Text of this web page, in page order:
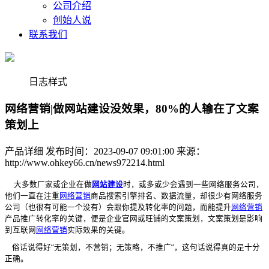
公司介绍
创始人说
联系我们
日志样式
网络营销|做网站建设没效果，80%的人输在了文案
策划上
产品详细 发布时间：2023-09-07 09:01:00 来源：
http://www.ohkey66.cn/news972214.html
大多数厂家或企业在做网站建设时，或多或少会遇到一些网络服务公司，
他们一直在注重 网络营销商品搜索引擎排名、数据流量，却很少有网络服务
公司（也很有可能一个没有）会跟你提及转化率的问題，而能提升 网络营销
产品推广转化率的关键，便是企业官网或旺铺的文案策划，文案策划是影响
到互联网 网络营销实际效果的关键。
俗话说得好“无策划，不营销；无策略，不推广”，这句话说得真的是十分
正确。